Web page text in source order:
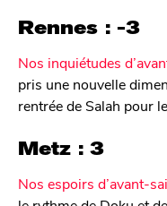
Rennes : -3
Nos inquiétudes
pris une nouvelle
rentrée de Salah pour
Metz : 3
Nos espoirs d’avant-